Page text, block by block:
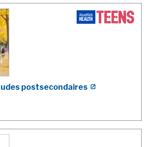
postsecondaires